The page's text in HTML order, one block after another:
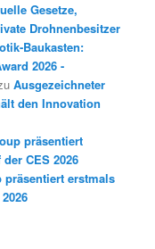
Gesetze,
Drohnenbesitzer
Baukasten:
2026 -
Ausgezeichneter
den Innovation
präsentiert
CES 2026
präsentiert erstmals